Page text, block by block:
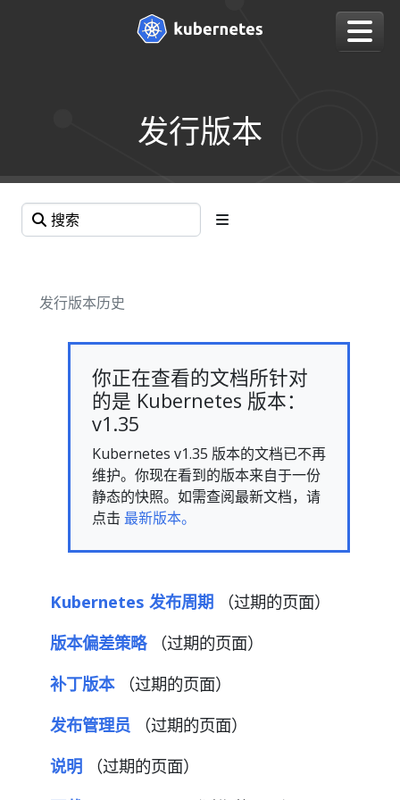
发行版本
发行版本历史
你正在查看的文档所针对
的是 Kubernetes 版本：
v1.35
Kubernetes v1.35 版本的文档已不再
维护。你现在看到的版本来自于一份
静态的快照。如需查阅最新文档，请
点击 最新版本。
Kubernetes 发布周期 （过期的页面）
版本偏差策略（过期的页面）
补丁版本（过期的页面）
发布管理员 （过期的页面）
说明 （过期的页面）